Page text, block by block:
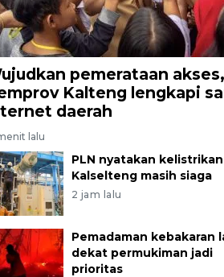
pemerataan akses,
Kalteng lengkapi
daerah
lalu
PLN nyatakan
Kalselteng masih siaga
2 jam lalu
Pemadaman kebakaran
dekat permukiman jadi
prioritas